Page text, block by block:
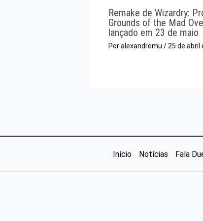
Remake de Wizardry:
Grounds of the Mad
lançado em 23 de maio
Poralexandremu / 25 de abril
Início Notícias Fala